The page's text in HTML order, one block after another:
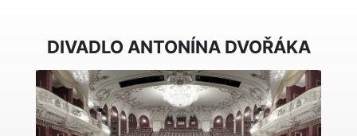
DIVADLO ANTONÍNA DVOŘÁKA